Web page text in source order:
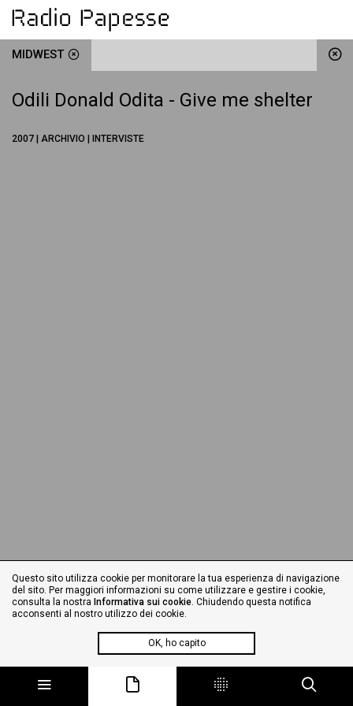
MIDWEST
Odili Donald Odita - Give me shelter
2007 | ARCHIVIO | INTERVISTE
Questo sito utilizza cookie per monitorare la tua esperienza di navigazione
del sito. Per maggiori informazioni su come utilizzare e gestire i cookie,
consulta la nostra Informativa sui cookie. Chiudendo questa notifica
acconsenti al nostro utilizzo dei cookie.
OK, ho capito